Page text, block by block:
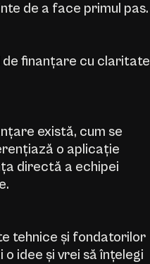
de a face primul pas.
finanțare cu claritate
există, cum se
o aplicație
directă a echipei
tehnice și fondatorilor
idee și vrei să înțelegi